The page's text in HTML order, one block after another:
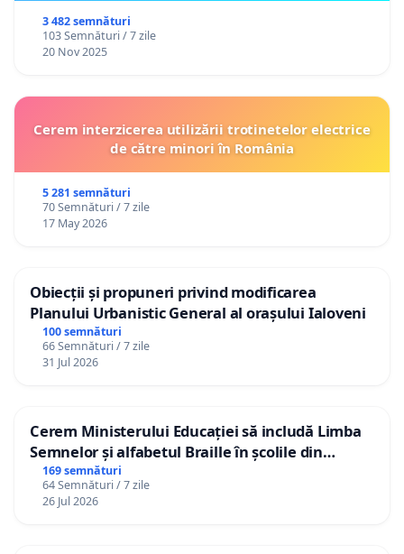
3 482 semnături
103 Semnături / 7 zile
20 Nov 2025
Cerem interzicerea utilizării trotinetelor electrice
de către minori în România
5 281 semnături
70 Semnături / 7 zile
17 May 2026
Obiecții și propuneri privind modificarea
Planului Urbanistic General al orașului Ialoveni
100 semnături
66 Semnături / 7 zile
31 Jul 2026
Cerem Ministerului Educației să includă Limba
Semnelor și alfabetul Braille în școlile din
Republica Moldova!
169 semnături
64 Semnături / 7 zile
26 Jul 2026